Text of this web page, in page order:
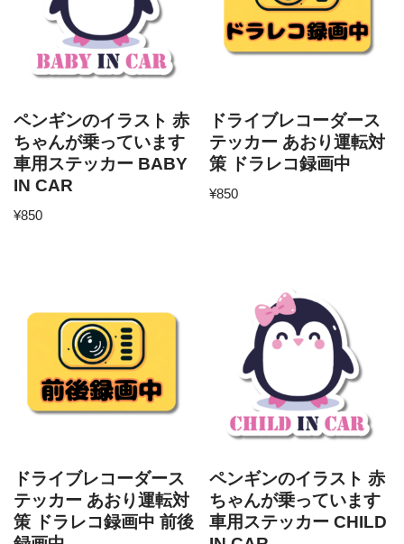
ペンギンのイラスト 赤
ちゃんが乗っています
車用ステッカー BABY
IN CAR
¥850
ドライブレコーダース
テッカー あおり運転対
策 ドラレコ録画中
¥850
ドライブレコーダース
テッカー あおり運転対
策 ドラレコ録画中 前後
ペンギンのイラスト 赤
ちゃんが乗っています
車用ステッカー CHILD